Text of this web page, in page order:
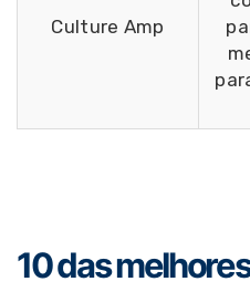
Culture Amp
10 das